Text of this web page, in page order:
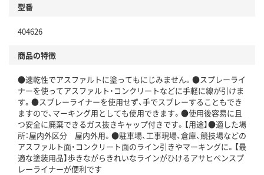
型番
404626
商品の特徴
●速乾性でアスファルトに塗ってもにじみません。●スプレーライ
ナーを使ってアスファルト・コンクリートなどに手軽に線が引けま
す。●スプレーライナーを使用せず、手でスプレーすることもでき
ますので、マーキング用としても使用できます。●使用後容易に且
つ安全に廃棄できるガス抜きキャップ付きです。【用途】●適した場
所：屋内外区分 屋内外用。●駐車場、工事現場、倉庫、競技場などの
アスファルト面・コンクリート面のライン引きやマーキングに。【最
適な塗装用品】歩きながらきれいなラインがひけるアサヒペンスプ
レーライナーが便利です